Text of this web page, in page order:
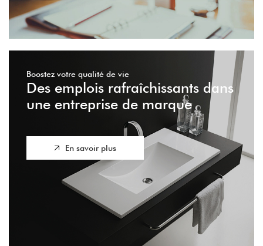
Boostez votre qualité de vie
Des emplois rafraîchissants dans
une entreprise de marque
En savoir plus